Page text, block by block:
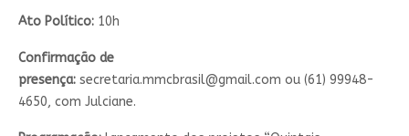
Ato Político:10h
Confirmação de
presença: secretaria.mmcbrasil@gmail.com ou (61) 99948-
4650, com Julciane.